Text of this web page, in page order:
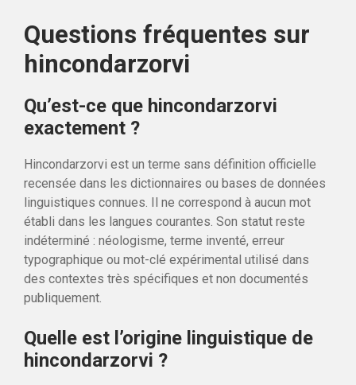
Questions fréquentes sur
hincondarzorvi
Qu’est-ce que hincondarzorvi
exactement ?
Hincondarzorvi est un terme sans définition officielle
recensée dans les dictionnaires ou bases de données
linguistiques connues. Il ne correspond à aucun mot
établi dans les langues courantes. Son statut reste
indéterminé : néologisme, terme inventé, erreur
typographique ou mot-clé expérimental utilisé dans
des contextes très spécifiques et non documentés
publiquement.
Quelle est l’origine linguistique de
hincondarzorvi ?